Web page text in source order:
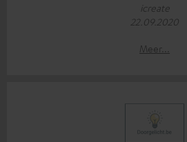
icreate
22.09.2020
Meer...